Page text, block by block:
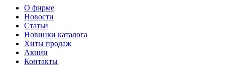
О фирме
Новости
Статьи
Новинки каталога
Хиты продаж
Акции
Контакты